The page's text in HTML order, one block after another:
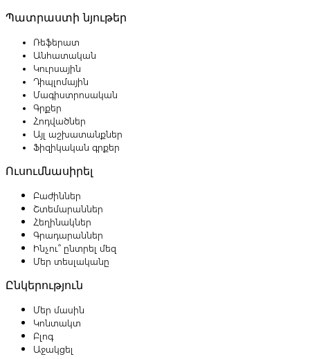
Պատրաստի նյութեր
Ռեֆերատ
Անհատական
Կուրսային
Դիպլոմային
Մագիստրոսական
Գրքեր
Հոդվածներ
Այլ աշխատանքներ
Ֆիզիկական գրքեր
Ուսումնասիրել
Բաժիններ
Շտեմարաններ
Հեղինակներ
Գրադարաններ
Ինչու՞ ընտրել մեզ
Մեր տեսլականը
Ընկերություն
Մեր մասին
Կոնտակտ
Բլոգ
Աջակցել